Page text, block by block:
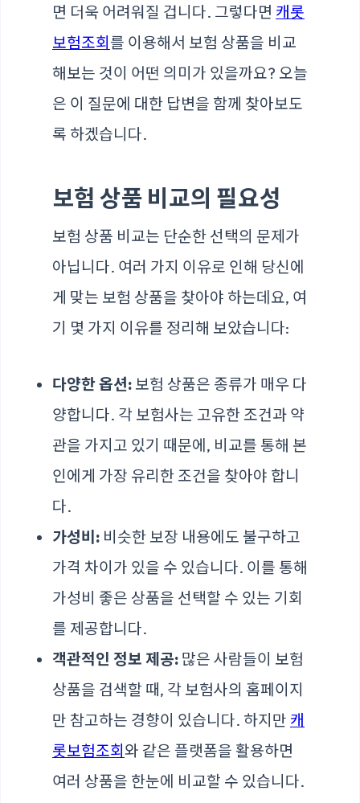
면 더욱 어려워질 겁니다. 그렇다면 캐롯
보험조회 를 이용해서 보험 상품을 비교
해보는 것이 어떤 의미가 있을까요? 오늘
은 이 질문에 대한 답변을 함께 찾아보도
록 하겠습니다.
보험 상품 비교의 필요성
보험 상품 비교는 단순한 선택의 문제가
아닙니다. 여러 가지 이유로 인해 당신에
게 맞는 보험 상품을 찾아야 하는데요, 여
기 몇 가지 이유를 정리해 보았습니다:
다양한 옵션: 보험 상품은 종류가 매우 다
양합니다. 각 보험사는 고유한 조건과 약
관을 가지고 있기 때문에, 비교를 통해 본
인에게 가장 유리한 조건을 찾아야 합니
다.
가성비: 비슷한 보장 내용에도 불구하고
가격 차이가 있을 수 있습니다. 이를 통해
가성비 좋은 상품을 선택할 수 있는 기회
를 제공합니다.
객관적인 정보 제공: 많은 사람들이 보험
상품을 검색할 때, 각 보험사의 홈페이지
만 참고하는 경향이 있습니다. 하지만 캐
롯보험조회 와 같은 플랫폼을 활용하면
여러 상품을 한눈에 비교할 수 있습니다.